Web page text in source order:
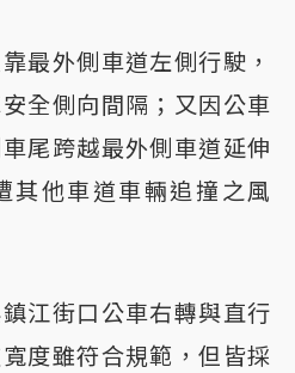
最外側車道左側行駛，
全側向間隔；又因公車
尾跨越最外側車道延伸
其他車道車輛追撞之風
江街口公車右轉與直行
度雖符合規範，但皆採